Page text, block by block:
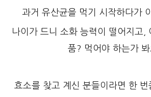
과거 유산균을 먹기 시작하다가
나이가 드니 소화 능력이 떨어지고,
품? 먹어야 하는가 봐
효소를 찾고 계신 분들이라면 한